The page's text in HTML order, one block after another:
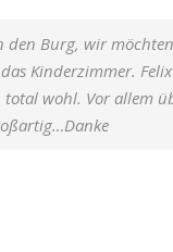
den Burg, wir
Kinderzimmer.
wohl. Vor allem